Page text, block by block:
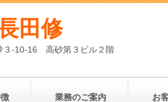
田修
３-10-16 高砂第３ビル２階
業務のご案内 お